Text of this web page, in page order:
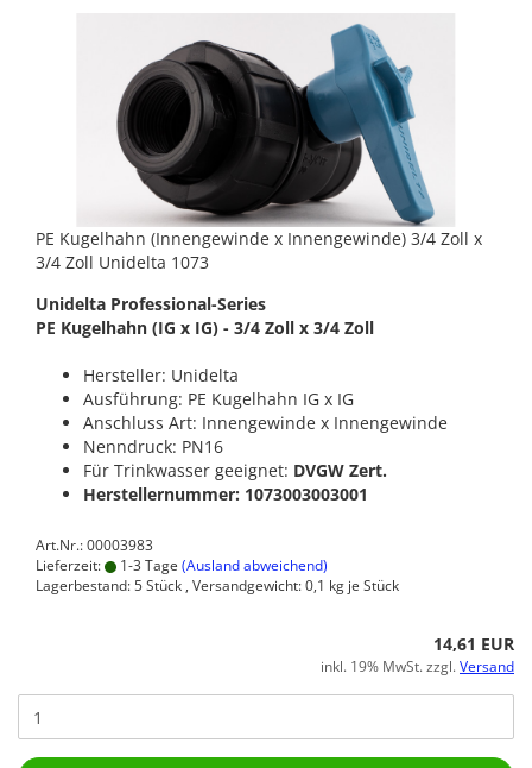
PE Kugelhahn (Innengewinde x Innengewinde) 3/4 Zoll x
3/4 Zoll Unidelta 1073
Unidelta Professional-Series
PE Kugelhahn (IG x IG) - 3/4 Zoll x 3/4 Zoll
Hersteller: Unidelta
Ausführung: PE Kugelhahn IG x IG
Anschluss Art: Innengewinde x Innengewinde
Nenndruck: PN16
Für Trinkwasser geeignet: DVGW Zert.
Herstellernummer: 1073003003001
Art.Nr.: 00003983
Lieferzeit:
1-3 Tage (Ausland abweichend)
Lagerbestand: 5 Stück , Versandgewicht:0,1 kg je Stück
14,61 EUR
inkl. 19% MwSt. zzgl.Versand